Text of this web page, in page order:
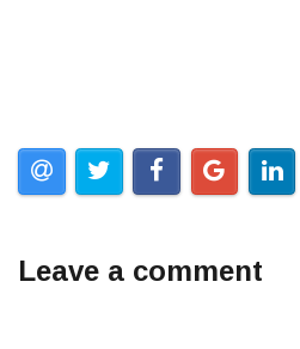
Leave a comment